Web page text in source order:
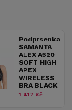
Podprsenka
SAMANTA
ALEX A520
SOFT HIGH
APEX
WIRELESS
BRA BLACK
1 417 Kč